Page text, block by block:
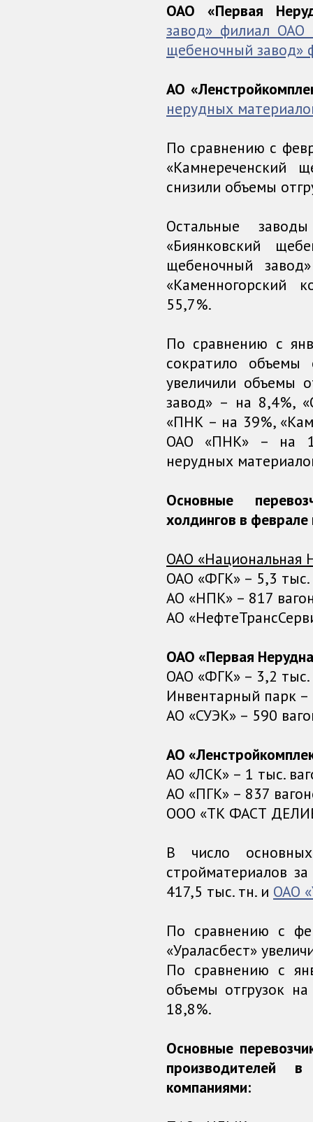
ОАО «Первая
завод» филиал ОАО
щебеночный завод»
АО
нерудных
По сравнению с
«Камнереченский
снизили объемы
Остальные
«Биянковский
щебеночный
«Каменногорский
55,7%.
По сравнению с
сократило объемы
увеличили объемы
завод» – на 8,4%,
«ПНК – на 39%,
ОАО «ПНК» – на
нерудных
Основные
холдингов в
ОАО «Национальная
ОАО «ФГК» – 5,3 тыс.
АО «НПК» – 817
АО
ОАО «Первая
ОАО «ФГК» – 3,2 тыс.
Инвентарный парк –
АО «СУЭК» – 590
АО
АО «ЛСК» – 1 тыс.
АО «ПГК» – 837
ООО «ТК ФАСТ
В число
стройматериалов
417,5 тыс. тн. и ОАО
По сравнению с
«Ураласбест»
По сравнению с
объемы отгрузок
18,8%.
Основные
производителей
компаниями: